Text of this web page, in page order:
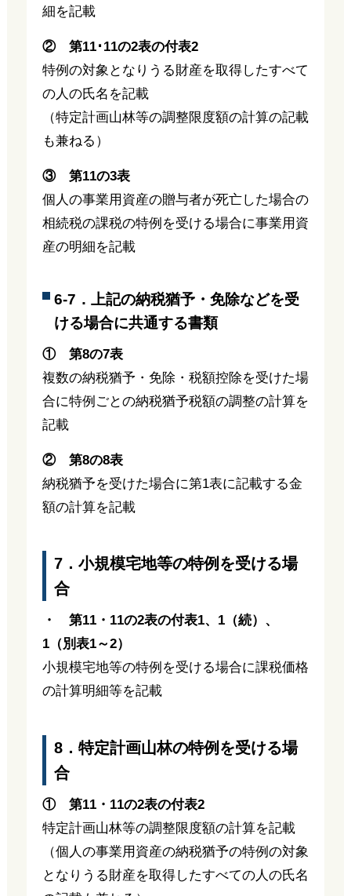
細を記載
② 第11･11の2表の付表2
特例の対象となりうる財産を取得したすべて
の人の氏名を記載
（特定計画山林等の調整限度額の計算の記載
も兼ねる）
③ 第11の3表
個人の事業用資産の贈与者が死亡した場合の
相続税の課税の特例を受ける場合に事業用資
産の明細を記載
6-7．上記の納税猶予・免除などを受
ける場合に共通する書類
① 第8の7表
複数の納税猶予・免除・税額控除を受けた場
合に特例ごとの納税猶予税額の調整の計算を
記載
② 第8の8表
納税猶予を受けた場合に第1表に記載する金
額の計算を記載
7．小規模宅地等の特例を受ける場
合
・ 第11・11の2表の付表1、1（続）、
1（別表1～2）
小規模宅地等の特例を受ける場合に課税価格
の計算明細等を記載
8．特定計画山林の特例を受ける場
合
① 第11・11の2表の付表2
特定計画山林等の調整限度額の計算を記載
（個人の事業用資産の納税猶予の特例の対象
となりうる財産を取得したすべての人の氏名